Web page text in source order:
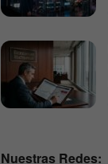
Nuestras Redes: